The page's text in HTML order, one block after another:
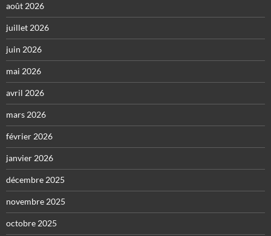
août 2026
juillet 2026
juin 2026
mai 2026
avril 2026
mars 2026
février 2026
janvier 2026
décembre 2025
novembre 2025
octobre 2025